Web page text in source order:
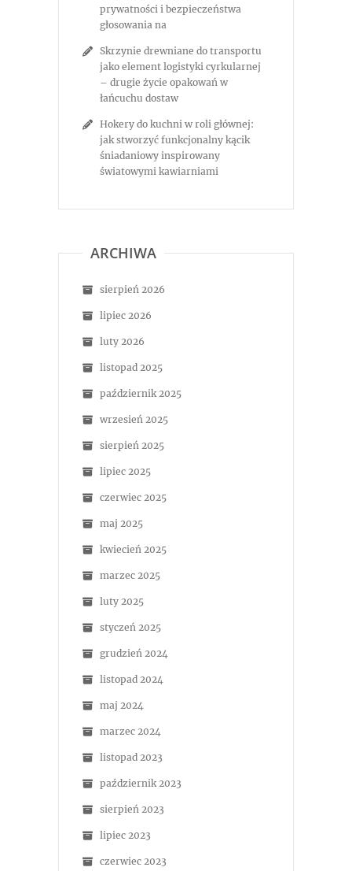
prywatności i bezpieczeństwa
głosowania na
Skrzynie drewniane do transportu
jako element logistyki cyrkularnej
– drugie życie opakowań w
łańcuchu dostaw
Hokery do kuchni w roli głównej:
jak stworzyć funkcjonalny kącik
śniadaniowy inspirowany
światowymi kawiarniami
ARCHIWA
sierpień 2026
lipiec 2026
luty 2026
listopad 2025
październik 2025
wrzesień 2025
sierpień 2025
lipiec 2025
czerwiec 2025
maj 2025
kwiecień 2025
marzec 2025
luty 2025
styczeń 2025
grudzień 2024
listopad 2024
maj 2024
marzec 2024
listopad 2023
październik 2023
sierpień 2023
lipiec 2023
czerwiec 2023